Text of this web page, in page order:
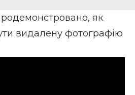
як
видалену фотографію